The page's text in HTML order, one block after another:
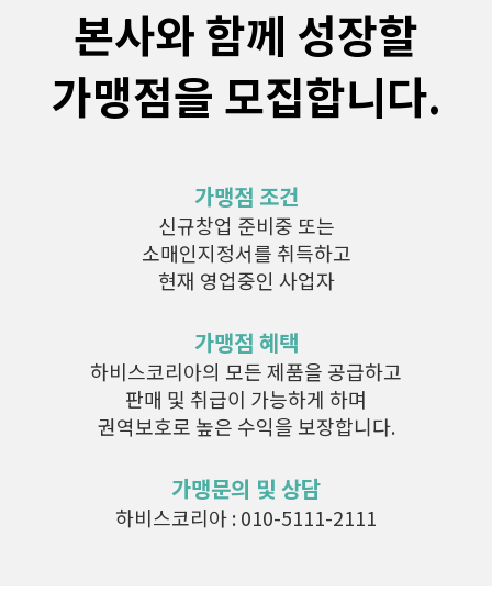
본사와 함께 성장할
가맹점을 모집합니다.
가맹점 조건
신규창업 준비중 또는
소매인지정서를 취득하고
현재 영업중인 사업자
가맹점 혜택
하비스코리아의 모든 제품을 공급하고
판매 및 취급이 가능하게 하며
권역보호로 높은 수익을 보장합니다.
가맹문의 및 상담
하비스코리아 : 010-5111-2111